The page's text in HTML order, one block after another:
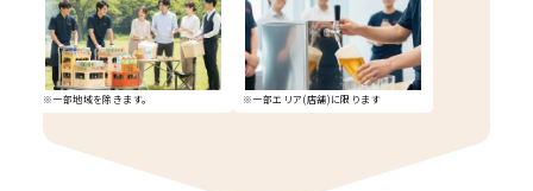
※一部地域を除きます。 ※一部エリア(店舗)に限ります